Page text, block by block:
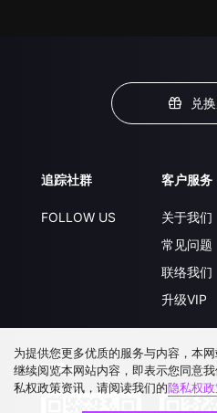
兑
追踪社群
FOLLOW US
客户服务
关于我们
常见问题
联络我们
升级VIP
下载 APP
为提供您更多优质的服务与内容，本
继续阅览本网站内容，即表示您同意
私权政策资讯，请阅读我们的隐私权